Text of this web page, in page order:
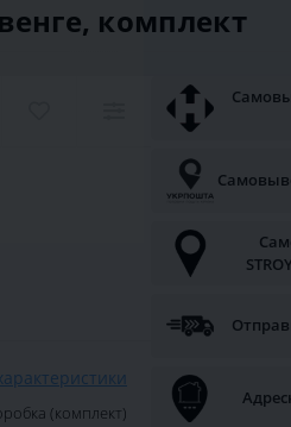
комплект
(комплект)